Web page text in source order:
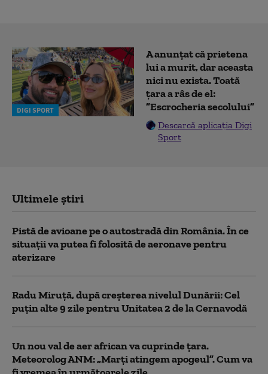
DIGI SPORT
A anunțat că prietena
lui a murit, dar aceasta
nici nu exista. Toată
țara a râs de el:
”Escrocheria secolului”
Descarcă aplicația Digi
Sport
Ultimele știri
Pistă de avioane pe o autostradă din România. În ce
situații va putea fi folosită de aeronave pentru
aterizare
Radu Miruță, după creșterea nivelul Dunării: Cel
puțin alte 9 zile pentru Unitatea 2 de la Cernavodă
Un nou val de aer african va cuprinde țara.
Meteorolog ANM: „Marți atingem apogeul”. Cum va